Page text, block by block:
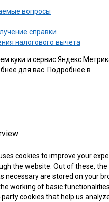
вопросы
справки
налогового вычета
куки и сервис
для вас. Подробнее в
cookies to improve your
the website. Out of these,
necessary are stored on your
working of basic
cookies that help us